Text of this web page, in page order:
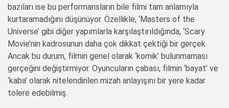
bazıları ise bu performansların bile filmi tam anlamıyla
kurtaramadığını düşünüyor. Özellikle, ‘Masters of the
Universe’ gibi diğer yapımlarla karşılaştırıldığında, ‘Scary
Movie’nin kadrosunun daha çok dikkat çektiği bir gerçek.
Ancak bu durum, filmin genel olarak ‘komik’ bulunmaması
gerçeğini değiştirmiyor. Oyuncuların çabası, filmin ‘bayat’ ve
‘kaba’ olarak nitelendirilen mizah anlayışını bir yere kadar
tolere edebilmiş.